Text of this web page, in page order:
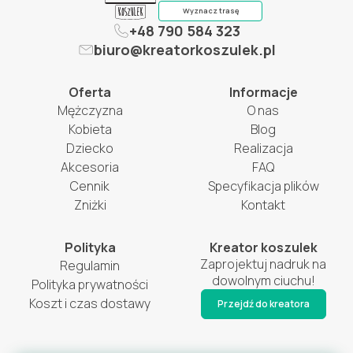
+48 790 584 323
biuro@kreatorkoszulek.pl
Wyznacz trasę
Oferta
Mężczyzna
Kobieta
Dziecko
Akcesoria
Cennik
Zniżki
Informacje
O nas
Blog
Realizacja
FAQ
Specyfikacja plików
Kontakt
Polityka
Regulamin
Polityka prywatności
Koszt i czas dostawy
Kreator koszulek
Zaprojektuj nadruk na
dowolnym ciuchu!
Przejdź do kreatora